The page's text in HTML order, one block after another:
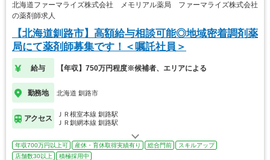
北海道ファーマライズ株式会社 メモリアル薬局 ファーマライズ株式会社
の薬剤師求人
【北海道釧路市】高額給与相談可能◎地域密着調剤薬
局にて薬剤師募集です！＜嘱託社員＞
給与 【年収】750万円程度※候補者、エリアによる
勤務地 北海道 釧路市
アクセス
ＪＲ根室本線 釧路駅
ＪＲ釧網本線 釧路駅
年収700万円以上可 産休・育休取得実績有り 総合門前
スキルアップ
店舗数30以上
積極採用中